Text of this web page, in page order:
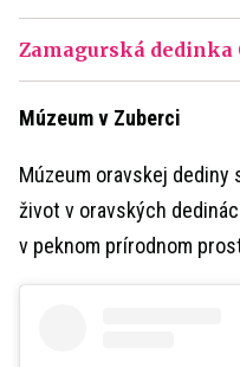
Zamagurská dedinka
Múzeum v Zuberci
Múzeum oravskej dediny
život v oravských
v peknom prírodnom